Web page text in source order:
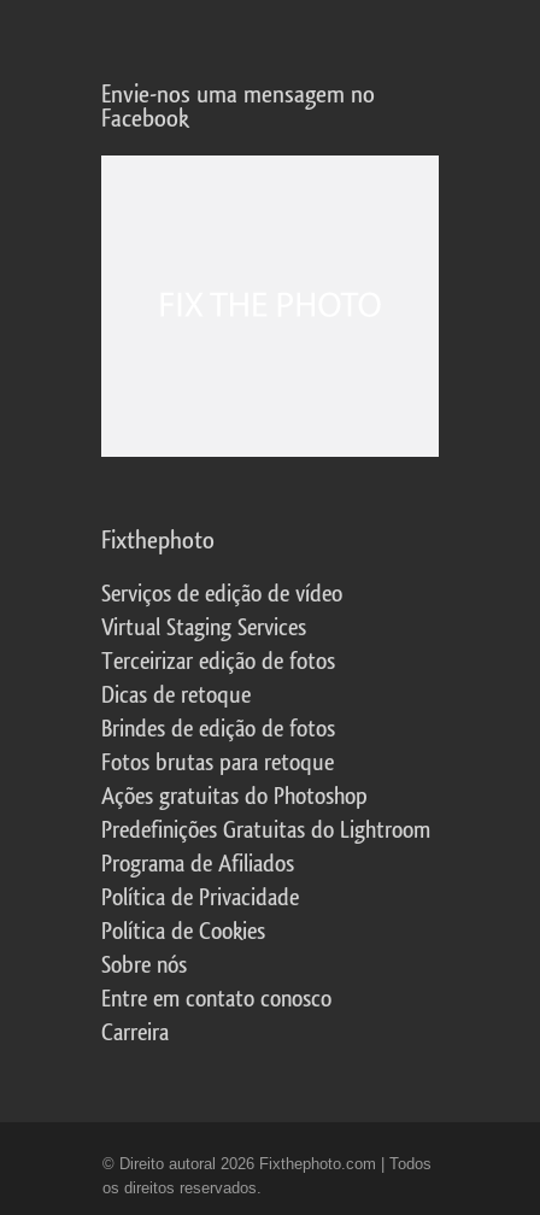
Envie-nos uma mensagem no
Facebook
Fixthephoto
Serviços de edição de vídeo
Virtual Staging Services
Terceirizar edição de fotos
Dicas de retoque
Brindes de edição de fotos
Fotos brutas para retoque
Ações gratuitas do Photoshop
Predefinições Gratuitas do Lightroom
Programa de Afiliados
Política de Privacidade
Política de Cookies
Sobre nós
Entre em contato conosco
Carreira
© Direito autoral 2026 Fixthephoto.com | Todos
os direitos reservados.